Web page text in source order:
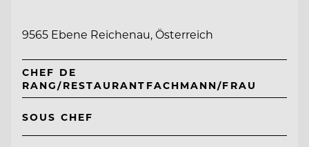
9565 Ebene Reichenau, Österreich
CHEF DE
RANG/RESTAURANTFACHMANN/FRAU
SOUS CHEF